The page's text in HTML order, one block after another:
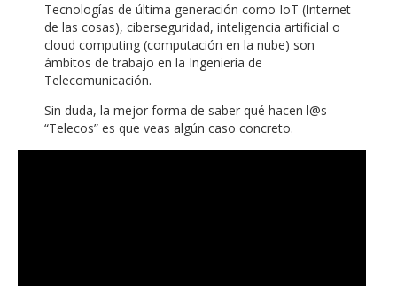
Tecnologías de última generación como IoT (Internet
de las cosas), ciberseguridad, inteligencia artificial o
cloud computing (computación en la nube) son
ámbitos de trabajo en la Ingeniería de
Telecomunicación.
Sin duda, la mejor forma de saber qué hacen l@s
“Telecos” es que veas algún caso concreto.